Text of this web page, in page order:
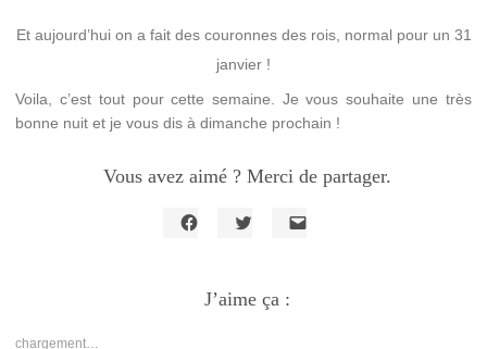
Et aujourd’hui on a fait des couronnes des rois, normal pour un 31
janvier !
Voila, c’est tout pour cette semaine. Je vous souhaite une très
bonne nuit et je vous dis à dimanche prochain !
Vous avez aimé ? Merci de partager.
Facebook(ouvre
dans
Twitter(ouvre
dans
J’aime ça :
chargement…